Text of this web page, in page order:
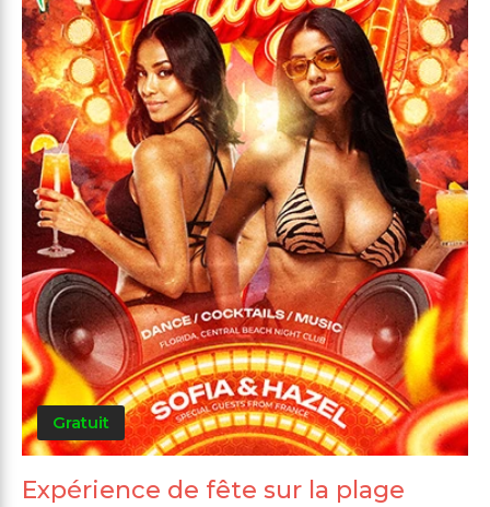
Gratuit
Expérience de fête sur la plage